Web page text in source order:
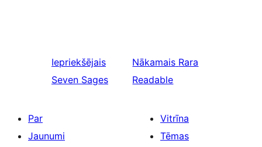
Iepriekšējais
Seven Sages
Nākamais Rara
Readable
Par
Jaunumi
Vitrīna
Tēmas